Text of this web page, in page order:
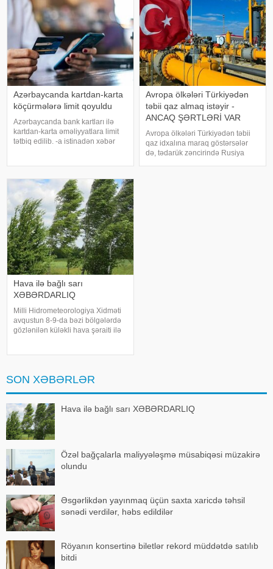
görə, 54 yaşl
Azərbaycanda kartdan-karta
köçürmələrə limit qoyuldu
Azərbaycanda bank kartları ilə
kartdan-karta əməliyyatlara limit
tətbiq edilib. -a istinadən xəbər
ölkədə kartla əməliyyatlar
Avropa ölkələri Türkiyədən
təbii qaz almaq istəyir -
ANCAQ ŞƏRTLƏRİ VAR
Avropa ölkələri Türkiyədən təbii
qaz idxalına maraq göstərsələr
də, tədarük zəncirində Rusiya
Hava ilə bağlı sarı
XƏBƏRDARLIQ
Milli Hidrometeorologiya Xidməti
avqustun 8-9-da bəzi bölgələrdə
gözlənilən küləkli hava şəraiti ilə
SON XƏBƏRLƏR
Hava ilə bağlı sarı XƏBƏRDARLIQ
Özəl bağçalarla maliyyələşmə müsabiqəsi müzakirə
olundu
Əsgərlikdən yayınmaq üçün saxta xaricdə təhsil
sənədi verdilər, həbs edildilər
Röyanın konsertinə biletlər rekord müddətdə satılıb
bitdi